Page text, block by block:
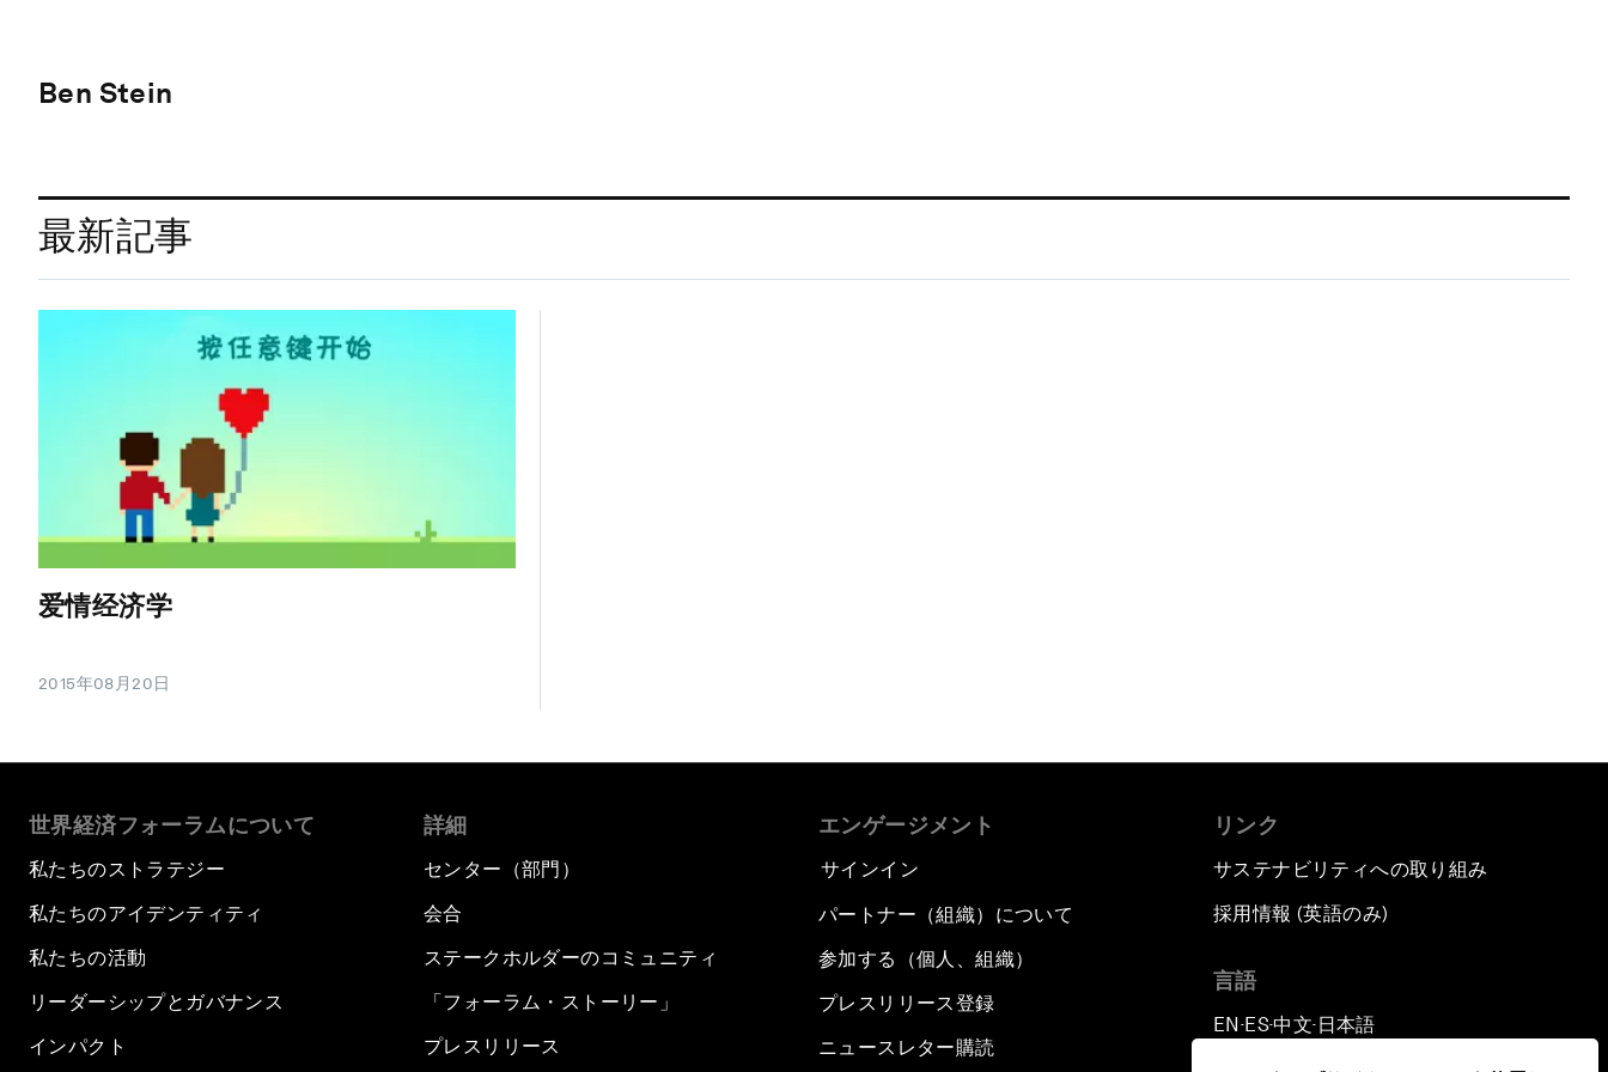
Ben Stein
最新記事
爱情经济学
2015年08月20日
世界経済フォーラムについて
私たちのストラテジー
私たちのアイデンティティ
私たちの活動
リーダーシップとガバナンス
インパクト
詳細
センター（部門）
会合
ステークホルダーのコミュニティ
「フォーラム・ストーリー」
プレスリリース
エンゲージメント
サインイン
パートナー（組織）について
参加する（個人、組織）
プレスリリース登録
ニュースレター購読
リンク
サステナビリティへの取り組み
採用情報 (英語のみ)
言語
EN ▪ES▪中文▪ 日本語